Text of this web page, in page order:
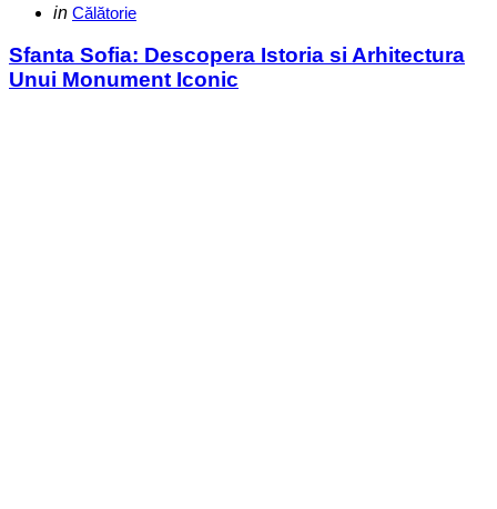
Categories
Posted
in Călătorie
Sfanta Sofia: Descopera Istoria si Arhitectura
Unui Monument Iconic